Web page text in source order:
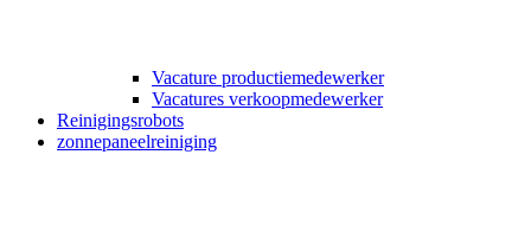
Vacature productiemedewerker
Vacatures verkoopmedewerker
Reinigingsrobots
zonnepaneelreiniging